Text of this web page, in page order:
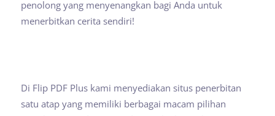
penolong yang menyenangkan bagi Anda untuk
menerbitkan cerita sendiri!
Di Flip PDF Plus kami menyediakan situs penerbitan
satu atap yang memiliki berbagai macam pilihan